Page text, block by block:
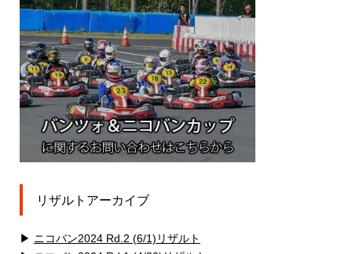
リザルトアーカイブ
▶ ニコバン2024 Rd.2 (6/1)リザルト